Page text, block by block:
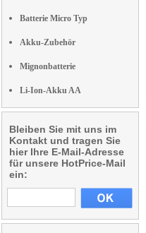
Batterie Micro Typ
Akku-Zubehör
Mignonbatterie
Li-Ion-Akku AA
Bleiben Sie mit uns im
Kontakt und tragen Sie
hier Ihre E-Mail-Adresse
für unsere HotPrice-Mail
ein: